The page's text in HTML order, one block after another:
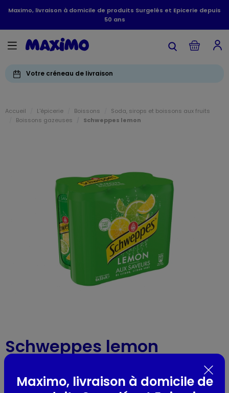
Maximo, livraison à domicile de produits Surgelés et Epicerie depuis
50 ans
Votre créneau de livraison
Accueil L'épicerie Boissons
Soda, sirops et boissons aux fruits
Boissons gazeuses
Schweppes lemon
Schweppes lemon
Maximo, livraison à domicile de